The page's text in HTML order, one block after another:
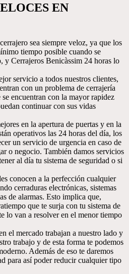
EN
sea siempre veloz, ya que los
tiempo posible cuando se
y Cerrajeros Benicàssim 24 horas lo
servicio a todos nuestros clientes,
con un problema de cerrajería
se encuentran con la mayor rapidez
continuar con sus vidas
en la apertura de puertas y en la
operativos las 24 horas del día, los
un servicio de urgencia en caso de
o negocio. También damos servicios
al día tu sistema de seguridad o si
conocen a la perfección cualquier
cerraduras electrónicas, sistemas
de alarmas. Esto implica que,
que te surja con tu sistema de
lo van a resolver en el menor tiempo
el mercado trabajan a nuestro lado y
trabajo y de esta forma te podemos
Además de eso te daremos
para así poder reducir cualquier tipo